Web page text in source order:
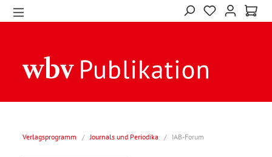
Verlagsprogramm / Journals und Periodika / IAB-Forum